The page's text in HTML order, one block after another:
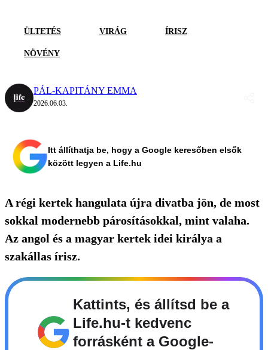
ÜLTETÉS VIRÁG ÍRISZ
NÖVÉNY
PÁL-KAPITÁNY EMMA
2026.06.03.
Itt állíthatja be, hogy a Google keresőben elsők
között legyen a Life.hu
A régi kertek hangulata újra divatba jön, de most
sokkal modernebb párosításokkal, mint valaha.
Az angol és a magyar kertek idei királya a
szakállas írisz.
Kattints, és állítsd be a
Life.hu-t kedvenc
forrásként a Google-